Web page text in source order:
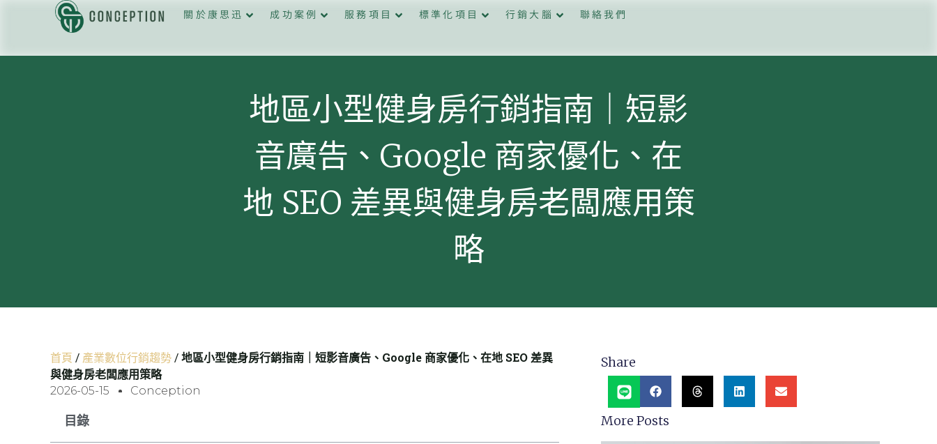
關於康思迅 成功案例 服務項目 標準化項目 行銷大腦 聯絡我們
地區小型健身房行銷指南｜短影
音廣告、Google 商家優化、在
地 SEO 差異與健身房老闆應用策
略
首頁 / 產業數位行銷趨勢 /地區小型健身房行銷指南｜短影音廣告、Google 商家優化、在地 SEO 差異
與健身房老闆應用策略
2026-05-15 Conception
目錄
Share
More Posts